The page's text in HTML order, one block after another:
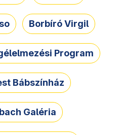
Borbíró Virgil
Program
Bábszínház
Galéria